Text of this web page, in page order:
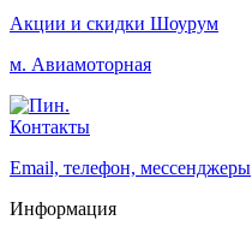
Акции и скидки Шоурум
м. Авиамоторная
Контакты
Email, телефон, мессенджеры
Информация